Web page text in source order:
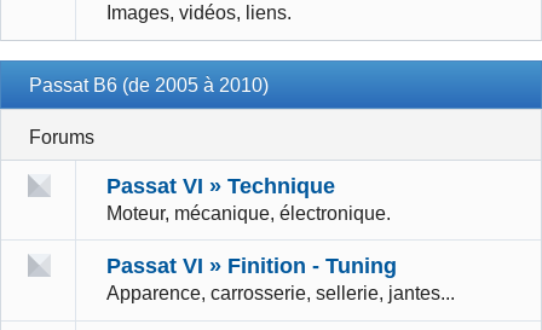
Images, vidéos, liens.
Passat B6 (de 2005 à 2010)
Forums
Passat VI » Technique
Moteur, mécanique, électronique.
Passat VI » Finition - Tuning
Apparence, carrosserie, sellerie, jantes...